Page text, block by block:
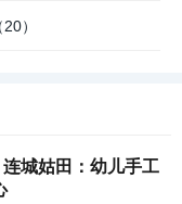
）
连城姑田：幼儿手工